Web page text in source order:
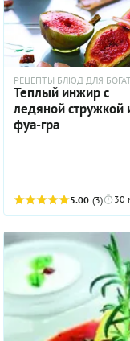
РЕЦЕПТЫ БЛЮД ДЛЯ
Теплый инжир с
ледяной стружкой
фуа-гра
5.00 (3) 30